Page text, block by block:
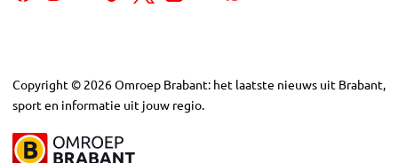
Copyright © 2026Omroep Brabant: het laatste nieuws uit Brabant,
sport en informatie uit jouw regio.